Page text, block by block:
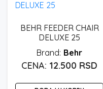
BEHR FEEDER CHAIR
DELUXE 25
Behr
12.500 RSD